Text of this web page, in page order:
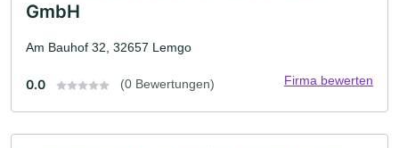
GmbH
Am Bauhof 32, 32657 Lemgo
0.0 (0 Bewertungen) Firma bewerten